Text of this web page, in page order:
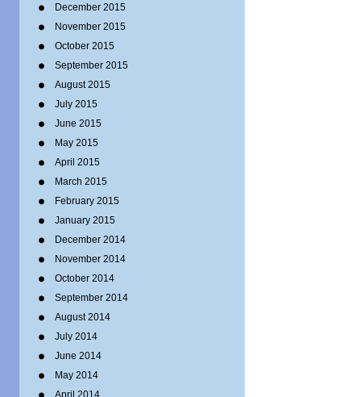
December 2015
November 2015
October 2015
September 2015
August 2015
July 2015
June 2015
May 2015
April 2015
March 2015
February 2015
January 2015
December 2014
November 2014
October 2014
September 2014
August 2014
July 2014
June 2014
May 2014
April 2014